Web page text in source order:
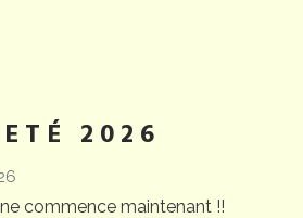
2026
commence maintenant !!